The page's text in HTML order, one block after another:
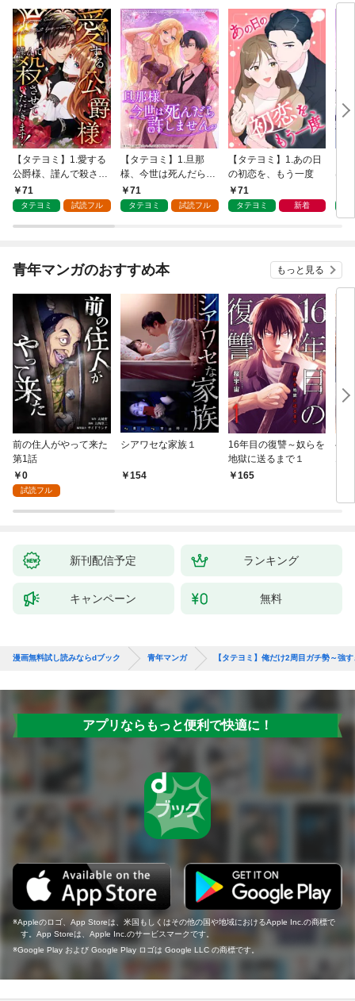
【タテヨミ】1.愛する
公爵様、謹んで殺させ
ていただきます！
71
タテヨミ 試読フル
【タテヨミ】1.旦那
様、今世は死んだら許
しません
71
タテヨミ 試読フル
【タテヨミ】1.あの日
の初恋を、もう一度
71
タテヨミ 新着
は
青年マンガのおすすめ本 もっと見る
前の住人がやって来た
第1話
0
試読フル
シアワセな家族１
154
16年目の復讐～奴らを
地獄に送るまで１
165
ベ
新刊配信予定 ランキング
キャンペーン 無料
漫画無料試し読みならdブック 青年マンガ 【タテヨミ】俺だけ2周目ガチ勢～強
アプリならもっと便利で快適に！
Appleのロゴ、App Storeは、米国もしくはその他の国や地域におけるApple Inc.の商標で
す。App Storeは、Apple Inc.のサービスマークです。
Google Play および Google Play ロゴは Google LLC の商標です。